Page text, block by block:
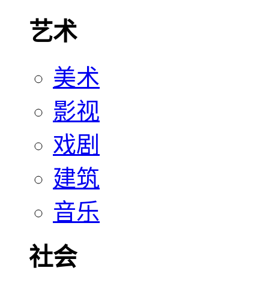
艺术
美术
影视
戏剧
建筑
音乐
社会